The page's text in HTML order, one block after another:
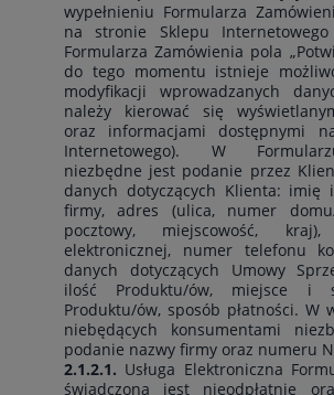
wypełnieniu Formularza
na stronie Sklepu
Formularza Zamówienia pola
do tego momentu istnieje
modyfikacji wprowadzanych
należy kierować się
oraz informacjami dostępnymi
Internetowego). W
niezbędne jest podanie przez
danych dotyczących Klienta: imię
firmy, adres (ulica, numer
pocztowy, miejscowość,
elektronicznej, numer telefonu
danych dotyczących Umowy
ilość Produktu/ów, miejsce i
Produktu/ów, sposób płatności. W
niebędących konsumentami
podanie nazwy firmy oraz numeru
2.1.2.1. Usługa Elektroniczna
świadczona jest nieodpłatnie